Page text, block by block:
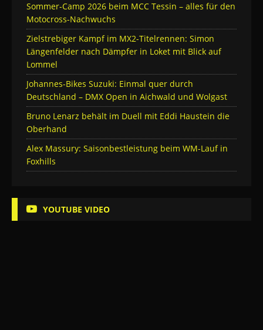
Sommer-Camp 2026 beim MCC Tessin – alles für den
Motocross-Nachwuchs
Zielstrebiger Kampf im MX2-Titelrennen: Simon
Längenfelder nach Dämpfer in Loket mit Blick auf
Lommel
Johannes-Bikes Suzuki: Einmal quer durch
Deutschland – DMX Open in Aichwald und Wolgast
Bruno Lenarz behält im Duell mit Eddi Haustein die
Oberhand
Alex Massury: Saisonbestleistung beim WM-Lauf in
Foxhills
YOUTUBE VIDEO